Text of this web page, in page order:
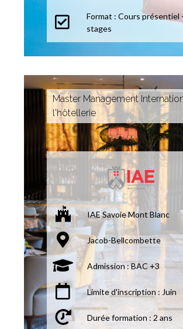
Format : Cours présentiel
stages
Master Management
l'hôtellerie
IAE Savoie Mont Blanc
Jacob-Bellcombette
Admission : BAC +3
Limite d'inscription : Juin
Durée formation : 2 ans